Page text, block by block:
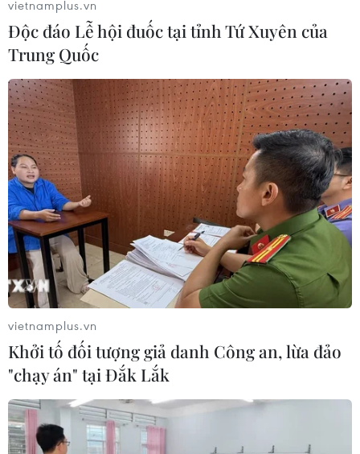
#Vinamilk #Top 5 #Brand Finance
#Đông Nam Á
#Thương hiệu sữa có tính bền vững cao nhất toàn cầu
#SPV
Theo dõi VietnamPlus
vietnamplus.vn
Độc đáo Lễ hội đuốc tại tỉnh Tứ Xuyên của
Trung Quốc
vietnamplus.vn
Khởi tố đối tượng giả danh Công an, lừa đảo
"chạy án" tại Đắk Lắk